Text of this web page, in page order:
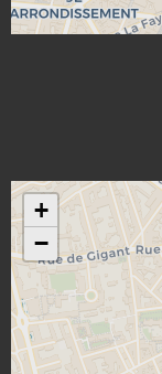
+
−